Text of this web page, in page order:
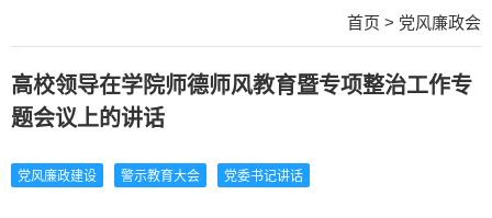
首页 > 党风廉政会
高校领导在学院师德师风教育暨专项整治工作专
题会议上的讲话
党风廉政建设 警示教育大会 党委书记讲话